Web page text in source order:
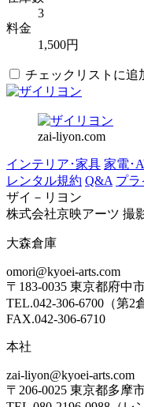
3
料金
1,500円
チェックリストに追
zai-liyon.com
インテリア･家具 家電･
レンタル規約 Q&A プラ
ザイ－リヨン
株式会社京映アーツ 撮
大森倉庫
omori@kyoei-arts.com
〒183-0035 東京都府中
TEL.042-306-6700（第2
FAX.042-306-6710
本社
zai-liyon@kyoei-arts.com
〒206-0025 東京都多摩